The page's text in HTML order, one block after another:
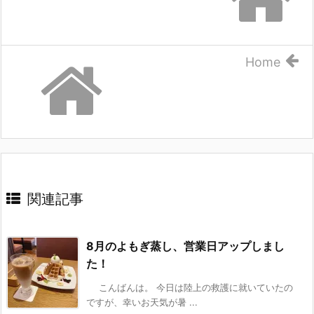
Home
関連記事
8月のよもぎ蒸し、営業日アップしまし
た！
こんばんは。 今日は陸上の救護に就いていたの
ですが、幸いお天気が暑 ...